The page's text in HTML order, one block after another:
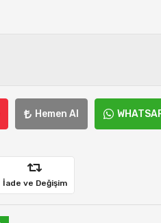
Hemen Al
İade ve Değişim